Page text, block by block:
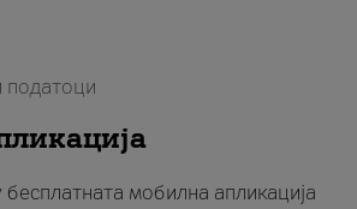
податоци
мобилна апликација